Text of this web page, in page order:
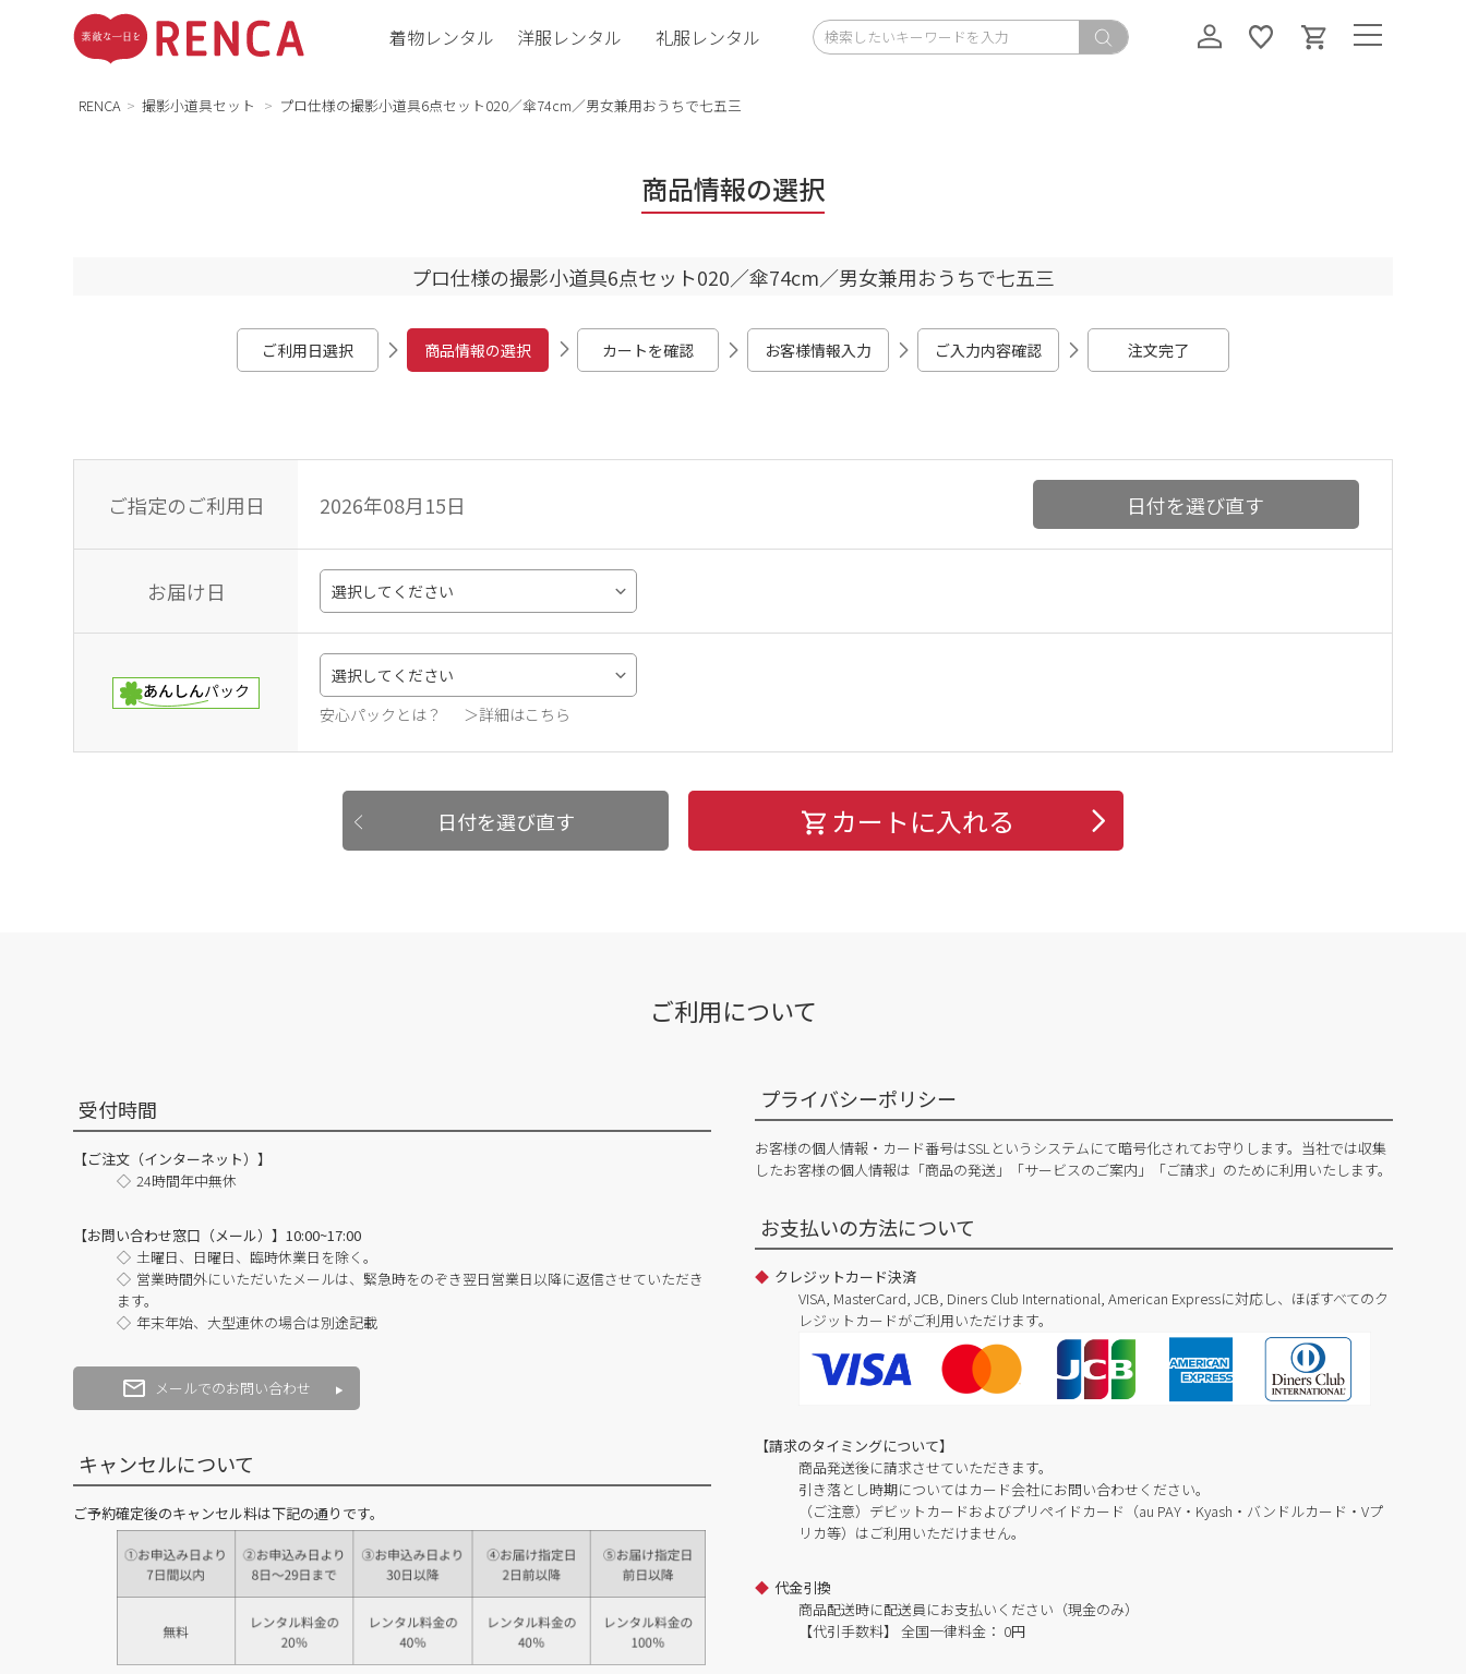
着物レンタル 洋服レンタル 礼服レンタル
RENCA 撮影小道具セット プロ仕様の撮影小道具6点セット020／傘74cm／男女兼用おうちで七五三
商品情報の選択
プロ仕様の撮影小道具6点セット020／傘74cm／男女兼用おうちで七五三
ご利用日選択 商品情報の選択 カートを確認 お客様情報入力 ご入力内容確認 注文完了
ご指定のご利用日 2026年08月15日 日付を選び直す
お届け日
安心パックとは？ ＞詳細はこちら
日付を選び直す カートに入れる
ご利用について
受付時間
【ご注文（インターネット）】
24時間年中無休
【お問い合わせ窓口（メール）】10:00~17:00
土曜日、日曜日、臨時休業日を除く。
営業時間外にいただいたメールは、緊急時をのぞき翌日営業日以降に返信させていただき
ます。
年末年始、大型連休の場合は別途記載
メールでのお問い合わせ
キャンセルについて
ご予約確定後のキャンセル料は下記の通りです。
プライバシーポリシー
お客様の個人情報・カード番号はSSLというシステムにて暗号化されてお守りします。当社では収集
したお客様の個人情報は「商品の発送」「サービスのご案内」「ご請求」のために利用いたします。
お支払いの方法について
クレジットカード決済
VISA, MasterCard, JCB, Diners Club International, American Expressに対応し、ほぼすべてのク
レジットカードがご利用いただけます。
【請求のタイミングについて】
商品発送後に請求させていただきます。
引き落とし時期についてはカード会社にお問い合わせください。
（ご注意）デビットカードおよびプリペイドカード（au PAY・Kyash・バンドルカード・Vプ
リカ等）はご利用いただけません。
代金引換
商品配送時に配送員にお支払いください（現金のみ）
【代引手数料】 全国一律料金： 0円